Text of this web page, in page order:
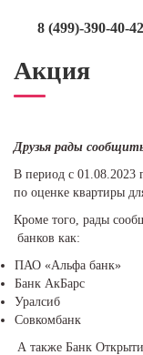
8 (499)-390-40-
Акция
Друзья рады
В период с 01.08.2023
по оценке квартиры
Кроме того, рады
банков как:
ПАО «Альфа банк»
Банк АкБарс
Уралсиб
Совкомбанк
А также Банк